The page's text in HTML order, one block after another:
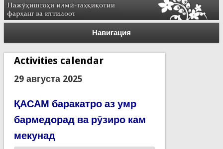
Навигация
Activities calendar
29 августа 2025
ҚАСАМ баракатро аз умр
бармедорад ва рӯзиро кам
мекунад